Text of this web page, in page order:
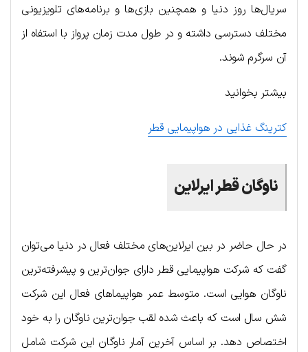
سریال‌ها روز دنیا و همچنین بازی‌ها و برنامه‌های تلویزیونی
مختلف دسترسی داشته و در طول مدت زمان پرواز با استفاه از
آن سرگرم شوند.
بیشتر بخوانید
کترینگ غذایی در هواپیمایی قطر
ناوگان قطر ایرلاین
در حال حاضر در بین ایرلاین‌های مختلف فعال در دنیا می‌توان
گفت که شرکت هواپیمایی قطر دارای جوان‌ترین و پیشرفته‌ترین
ناوگان هوایی است. متوسط عمر هواپیماهای فعال این شرکت
شش سال است که باعث شده لقب جوان‌ترین ناوگان را به خود
اختصاص دهد. بر اساس آخرین آمار ناوگان این شرکت شامل